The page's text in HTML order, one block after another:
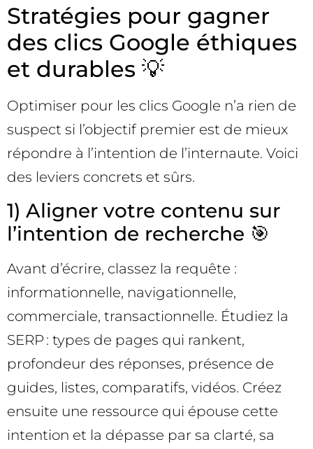
Stratégies pour gagner
des clics Google éthiques
et durables 💡
Optimiser pour les clics Google n’a rien de
suspect si l’objectif premier est de mieux
répondre à l’intention de l’internaute. Voici
des leviers concrets et sûrs.
1) Aligner votre contenu sur
l’intention de recherche 🎯
Avant d’écrire, classez la requête :
informationnelle, navigationnelle,
commerciale, transactionnelle. Étudiez la
SERP : types de pages qui rankent,
profondeur des réponses, présence de
guides, listes, comparatifs, vidéos. Créez
ensuite une ressource qui épouse cette
intention et la dépasse par sa clarté, sa